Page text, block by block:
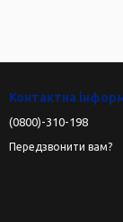
Контактна
(0800)-310-198
Передзвонити вам?